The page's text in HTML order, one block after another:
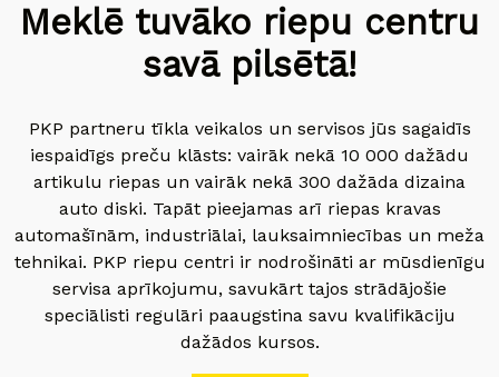
Meklē tuvāko riepu centru
savā pilsētā!
PKP partneru tīkla veikalos un servisos jūs sagaidīs
iespaidīgs preču klāsts: vairāk nekā 10 000 dažādu
artikulu riepas un vairāk nekā 300 dažāda dizaina
auto diski. Tapāt pieejamas arī riepas kravas
automašīnām, industriālai, lauksaimniecības un meža
tehnikai. PKP riepu centri ir nodrošināti ar mūsdienīgu
servisa aprīkojumu, savukārt tajos strādājošie
speciālisti regulāri paaugstina savu kvalifikāciju
dažādos kursos.